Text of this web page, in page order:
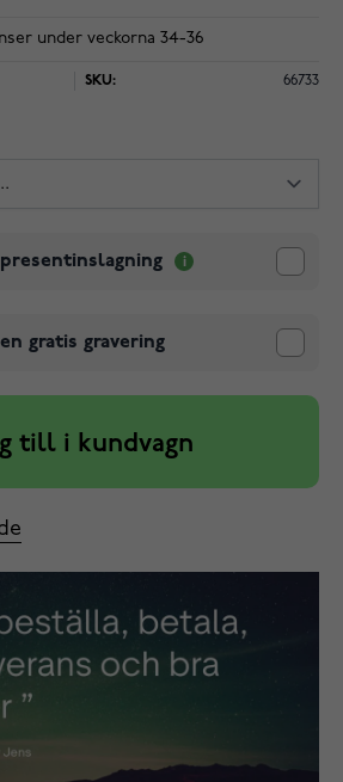
under veckorna 34-36
SKU: 66733
gratis gravering
till i kundvagn